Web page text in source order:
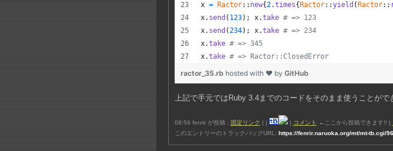
x = Ractor:: new{2.times{ Ractor::yield ( Ractor::
x. send ( 123) ; x.take # => 123
x. send (234) ; x.take # => 234
x.take # => 345
x.take # => Ractor::ClosedError
ractor_35.rb hosted with ❤ by GitHub
上記で手元ではRuby 3.4までのコードをそのまま使うことがで
08:56 fenrir が投稿 : 固定リンク | | | コメント ←ここから投稿できます!! |
このエントリーのトラックバックURL: https://fenrir.naruoka.org/mt/mt-tb.cgi/